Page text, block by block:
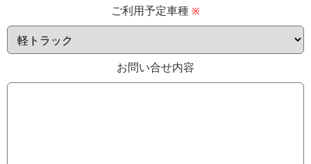
ご利用予定車種 ※
お問い合せ内容